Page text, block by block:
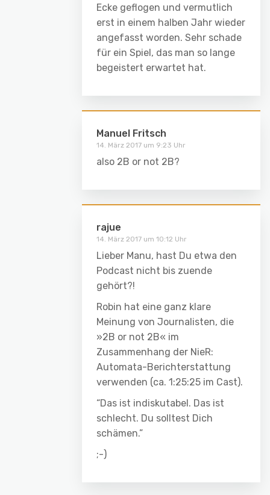
Ecke geflogen und vermutlich
erst in einem halben Jahr wieder
angefasst worden. Sehr schade
für ein Spiel, das man so lange
begeistert erwartet hat.
Manuel Fritsch
14. März 2017 um 9:23 Uhr
also 2B or not 2B?
rajue
14. März 2017 um 10:12 Uhr
Lieber Manu, hast Du etwa den
Podcast nicht bis zuende
gehört?!
Robin hat eine ganz klare
Meinung von Journalisten, die
»2B or not 2B« im
Zusammenhang der NieR:
Automata-Berichterstattung
verwenden (ca. 1:25:25 im Cast).
“Das ist indiskutabel. Das ist
schlecht. Du solltest Dich
schämen.”
;-)